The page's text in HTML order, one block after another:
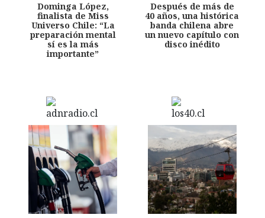
Dominga López,
finalista de Miss
Universo Chile: “La
preparación mental
sí es la más
importante”
Después de más de
40 años, una histórica
banda chilena abre
un nuevo capítulo con
disco inédito